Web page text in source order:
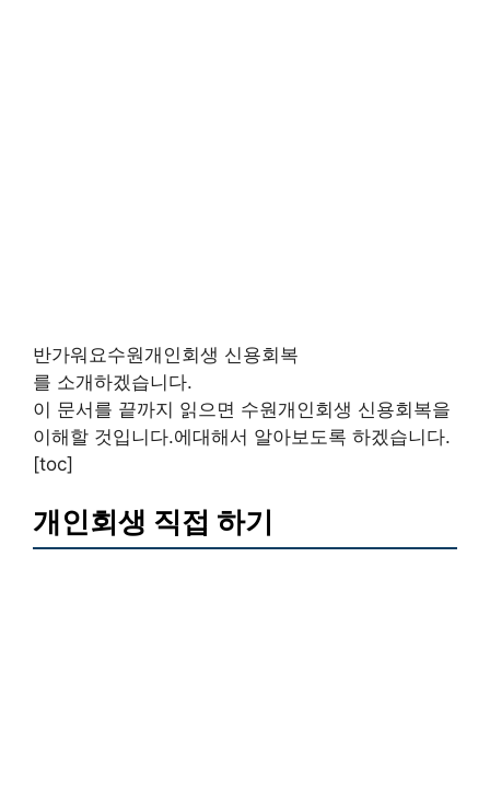
반가워요수원개인회생 신용회복
를 소개하겠습니다.
이 문서를 끝까지 읽으면 수원개인회생 신용회복을
이해할 것입니다.에대해서 알아보도록 하겠습니다.
[toc]
개인회생 직접 하기